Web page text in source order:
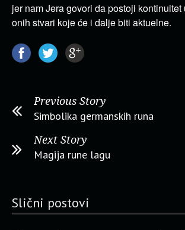
jer nam Jera govori da postoji kontinuitet
onih stvari koje će i dalje biti aktuelne.
Previous Story
Simbolika germanskih runa
Next Story
Magija rune lagu
Slični postovi